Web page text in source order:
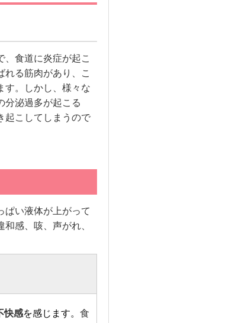
食道に炎症が起こ
れる筋肉があり、こ
す。しかし、様々な
分泌過多が起こる
起こしてしまうので
ぱい液体が上がって
感、咳、声がれ、
快感を感じます。 食